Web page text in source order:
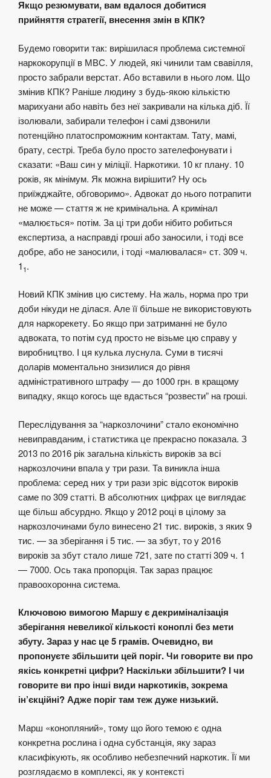
Якщо резюмувати, вам вдалося добитися
прийняття стратегії, внесення змін в КПК?
Будемо говорити так: вирішилася проблема системної
наркокорупції в МВС. У людей, які чинили там свавілля,
просто забрали верстат. Або вставили в нього лом. Що
змінив КПК? Раніше людину з будь-якою кількістю
марихуани або навіть без неї закривали на кілька діб. Її
ізолювали, забирали телефон і самі дзвонили
потенційно платоспроможним контактам. Тату, мамі,
брату, сестрі. Треба було просто зателефонувати і
сказати: «Ваш син у міліції. Наркотики. 10 кг плану. 10
років, як мінімум. Як можна вирішити? Ну ось
приїжджайте, обговоримо». Адвокат до нього потрапити
не може — стаття ж не кримінальна. А кримінал
«малюється» потім. За ці три доби нібито робиться
експертиза, а насправді гроші або заносили, і тоді все
добре, або не заносили, і тоді «малювалася» ст. 309 ч.
11.
Новий КПК змінив цю систему. На жаль, норма про три
доби нікуди не ділася. Але її більше не використовують
для наркорекету. Бо якщо при затриманні не було
адвоката, то потім суд просто не візьме цю справу у
виробництво. І ця кулька луснула. Суми в тисячі
доларів моментально знизилися до рівня
адміністративного штрафу — до 1000 грн. в кращому
випадку, якщо когось ще вдасться “розвести” на гроші.
Переслідування за “наркозлочини” стало економічно
невиправданим, і статистика це прекрасно показала. З
2013 по 2016 рік загальна кількість вироків за всі
наркозлочини впала у три рази. Та виникла інша
проблема: серед них у три рази зріс відсоток вироків
саме по 309 статті. В абсолютних цифрах це виглядає
ще більш абсурдно. Якщо у 2012 році в цілому за
наркозлочинами було винесено 21 тис. вироків, з яких 9
тис. — за зберігання і 5 тис. — за збут, то у 2016
вироків за збут стало лише 721, зате по статті 309 ч. 1
— 7000. Ось така пропорція. Так зараз працює
правоохоронна система.
Ключовою вимогою Маршу є декриміналізація
зберігання невеликої кількості коноплі без мети
збуту. Зараз у нас це 5 грамів. Очевидно, ви
пропонуєте збільшити цей поріг. Чи говорите ви про
якісь конкретні цифри? Наскільки збільшити? І чи
говорите ви про інші види наркотиків, зокрема
ін’єкційні? Адже поріг там теж дуже низький.
Марш «конопляний», тому що його темою є одна
конкретна рослина і одна субстанція, яку зараз
класифікують, як особливо небезпечний наркотик. Її ми
розглядаємо в комплексі, як у контексті